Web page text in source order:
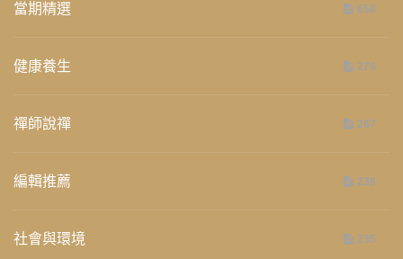
當期精選 658
健康養生 276
禪師說禪 267
編輯推薦 236
社會與環境 235